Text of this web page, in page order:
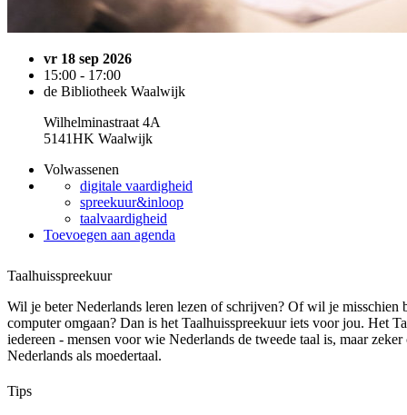
vr 18 sep 2026
15:00 - 17:00
de Bibliotheek Waalwijk
Wilhelminastraat 4A
5141HK Waalwijk
Volwassenen
digitale vaardigheid
spreekuur&inloop
taalvaardigheid
Toevoegen aan agenda
Taalhuisspreekuur
Wil je beter Nederlands leren lezen of schrijven? Of wil je misschien
computer omgaan? Dan is het Taalhuisspreekuur iets voor jou. Het
iedereen - mensen voor wie Nederlands de tweede taal is, maar zeker
Nederlands als moedertaal.
Tips